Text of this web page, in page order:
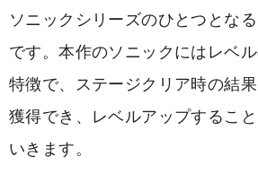
ソニックシリーズのひとつとな
です。本作のソニックにはレベ
特徴で、ステージクリア時の結
獲得でき、レベルアップするこ
いきます。